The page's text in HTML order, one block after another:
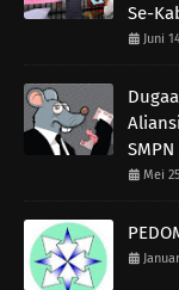
Se-
Juni
Mei